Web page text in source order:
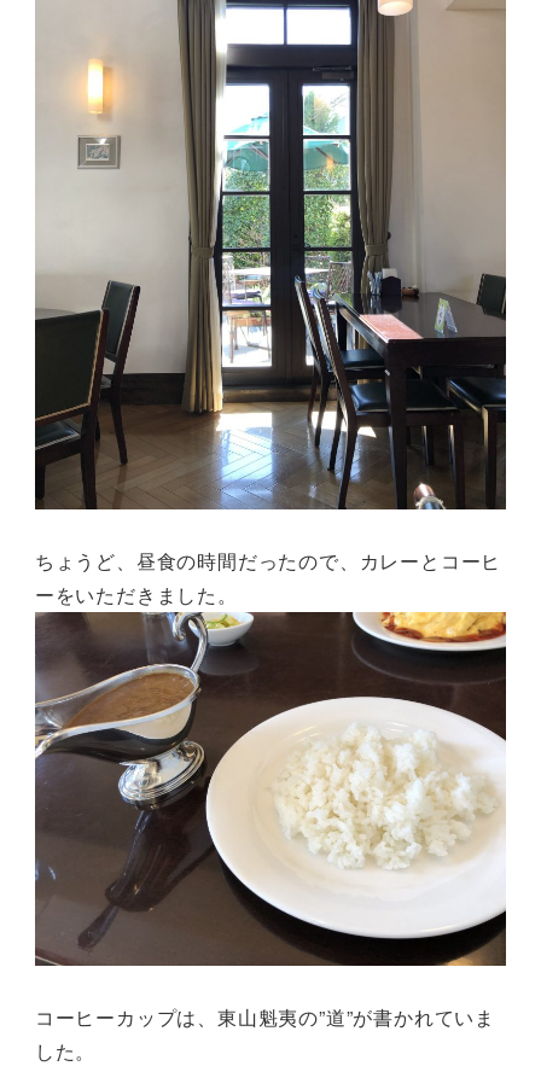
ちょうど、昼食の時間だったので、カレーとコーヒ
ーをいただきました。
コーヒーカップは、東山魁夷の”道”が書かれていま
した。